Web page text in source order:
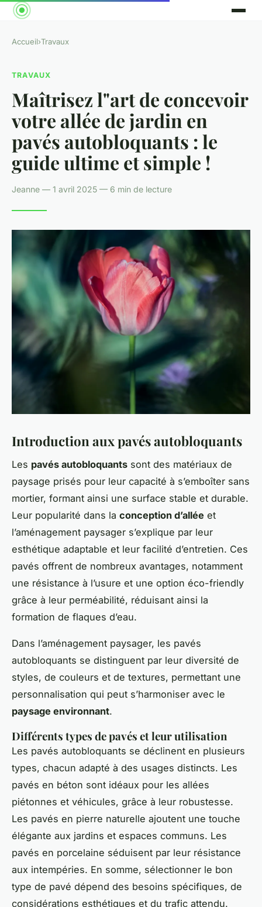
Accueil›Travaux
TRAVAUX
Maîtrisez l"art de concevoir
votre allée de jardin en
pavés autobloquants : le
guide ultime et simple !
Jeanne — 1 avril 2025 — 6 min de lecture
Introduction aux pavés autobloquants
Les pavés autobloquants sont des matériaux de
paysage prisés pour leur capacité à s’emboîter sans
mortier, formant ainsi une surface stable et durable.
Leur popularité dans la conception d’allée et
l’aménagement paysager s’explique par leur
esthétique adaptable et leur facilité d’entretien. Ces
pavés offrent de nombreux avantages, notamment
une résistance à l’usure et une option éco-friendly
grâce à leur perméabilité, réduisant ainsi la
formation de flaques d’eau.
Dans l’aménagement paysager, les pavés
autobloquants se distinguent par leur diversité de
styles, de couleurs et de textures, permettant une
personnalisation qui peut s’harmoniser avec le
paysage environnant.
Différents types de pavés et leur utilisation
Les pavés autobloquants se déclinent en plusieurs
types, chacun adapté à des usages distincts. Les
pavés en béton sont idéaux pour les allées
piétonnes et véhicules, grâce à leur robustesse.
Les pavés en pierre naturelle ajoutent une touche
élégante aux jardins et espaces communs. Les
pavés en porcelaine séduisent par leur résistance
aux intempéries. En somme, sélectionner le bon
type de pavé dépend des besoins spécifiques, de
considérations esthétiques et du trafic attendu.